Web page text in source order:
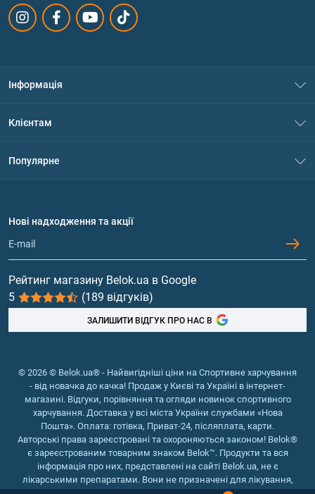
Інформація
Політика конфіденційності
Обмін та повернення
Клієнтам
Популярне
Протеїн
Гейнери
Вітаміни та мінерали
Риб'ячий жир, жирні кислоти
Нові надходження та акції
Рейтинг магазину Belok.ua в Google
5
(189 відгуків)
ЗАЛИШИТИ ВІДГУК ПРО НАС В
© 2026 © Belok.ua® - Найвигідніші ціни на Спортивне харчування
- від новачка до качка! Продаж у Києві та Україні в інтернет-
магазині. Відгуки, порівняння та огляди новинок спортивного
харчування. Доставка у всі міста України службами «Нова
Пошта». Оплата: готівка, Приват-24, післяплата, карти.
Авторські права зареєстровані та охороняються законом! Belok®
є зареєстрованим товарним знаком Belok™. Продукти та вся
інформація про них, представлені на сайті Belok.ua, не є
лікарськими препаратами. Вони не призначені для лікування,